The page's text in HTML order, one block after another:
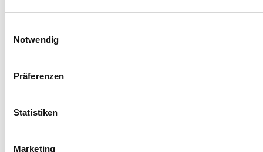
Notwendig
Präferenzen
Statistiken
Marketing